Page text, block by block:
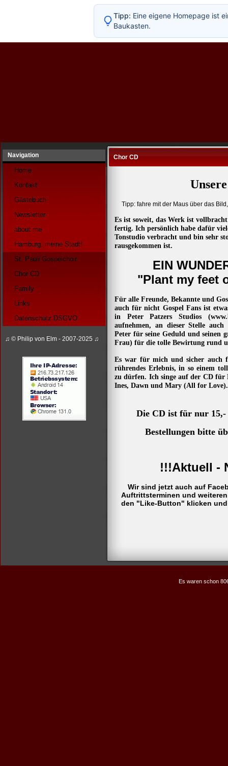
Navigation
Home
Kontakt
Gästebuch
Newsletter
about me
Hamburg, meine Stadt!
St. Pauli Gospelchoir
Chor CD
Family
Links
Datenschutz DSGVO
♫ © Philip von Elm - 2007-2025 ♫
Chor CD
Tipp: fahre mit der Maus über das
Es ist soweit, das Werk ist
fertig. Ich persönlich habe dafür
Tonstudio verbracht und bin sehr
rausgekommen ist.
EIN
"Plant my feet
Für alle Freunde, Bekannte und
auch für nicht Gospel Fans ist
in Peter Patzers Studios (
aufnehmen, an dieser Stelle
Peter für seine Geduld und seinen
Frau) für die tolle Bewirtung rund
Es war für mich und sicher auch
rührendes Erlebnis, in so einem
zu dürfen. Ich singe auf der CD für
Ines, Dawn und Mary (All for Love).
Die CD ist für nur
Bestellungen bitte
!!!Aktuell -
Wir sind jetzt auch auf
Auftrittsterminen und
den "Like-Button" klicken
Es waren schon
Tipp: Eine eigene Homepage ist
Baukasten.